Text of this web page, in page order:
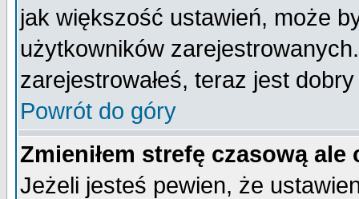
jak większość ustawień, może
użytkowników
zarejestrowałeś, teraz jest
Powrót do góry
Zmieniłem strefę czasową
Jeżeli jesteś pewien, że